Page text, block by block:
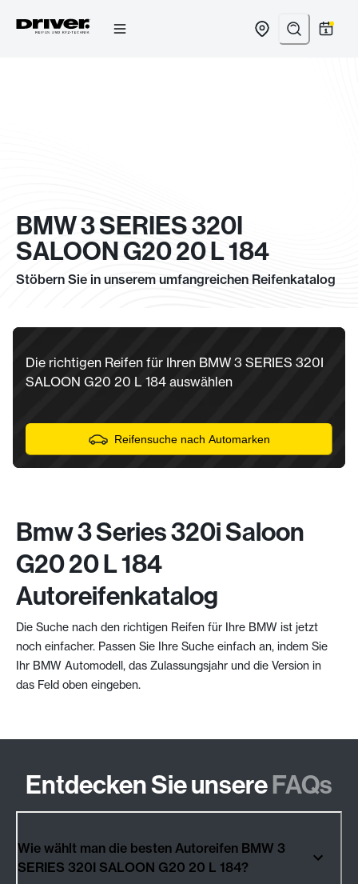
BMW 3 SERIES 320I
SALOON G20 20 L 184
Stöbern Sie in unserem umfangreichen Reifenkatalog
Die richtigen Reifen für Ihren BMW 3 SERIES 320I
SALOON G20 20 L 184 auswählen
Reifensuche nach Automarken
Bmw 3 Series 320i Saloon
G20 20 L 184
Autoreifenkatalog
Die Suche nach den richtigen Reifen für Ihre BMW ist jetzt
noch einfacher. Passen Sie Ihre Suche einfach an, indem Sie
Ihr BMW Automodell, das Zulassungsjahr und die Version in
das Feld oben eingeben.
Entdecken Sie unsereFAQs
Wie wählt man die besten Autoreifen BMW 3
SERIES 320I SALOON G20 20 L 184?